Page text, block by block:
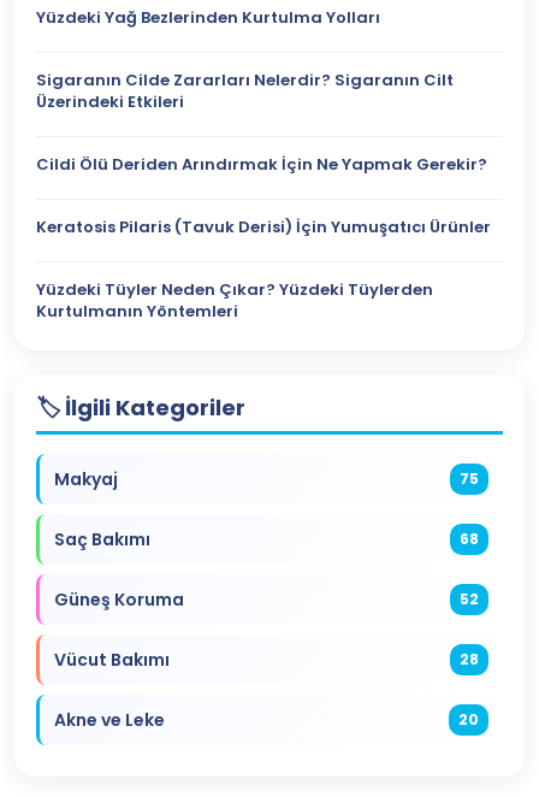
Yüzdeki Yağ Bezlerinden Kurtulma Yolları
Sigaranın Cilde Zararları Nelerdir? Sigaranın Cilt
Üzerindeki Etkileri
Cildi Ölü Deriden Arındırmak İçin Ne Yapmak Gerekir?
Keratosis Pilaris (Tavuk Derisi) İçin Yumuşatıcı Ürünler
Yüzdeki Tüyler Neden Çıkar? Yüzdeki Tüylerden
Kurtulmanın Yöntemleri
🏷️ İlgili Kategoriler
Makyaj 75
Saç Bakımı 68
Güneş Koruma 52
Vücut Bakımı 28
Akne ve Leke 20